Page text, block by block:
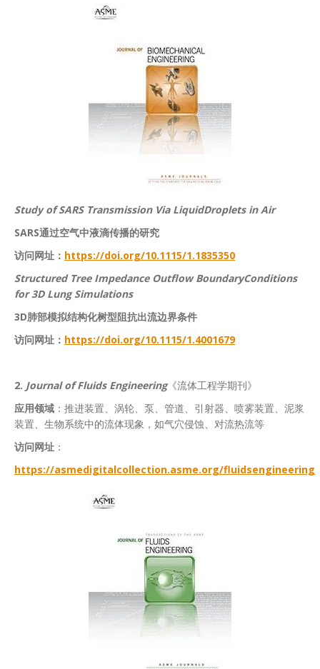
Study of SARS Transmission Via LiquidDroplets in Air
SARS通过空气中液滴传播的研究
访问网址： https://doi.org/10.1115/1.1835350
Structured Tree Impedance Outflow BoundaryConditions
for 3D Lung Simulations
3D肺部模拟结构化树型阻抗出流边界条件
访问网址： https://doi.org/10.1115/1.4001679
2. Journal of Fluids Engineering《流体工程学期刊》
应用领域 ：推进装置、涡轮、泵、管道、引射器、喷雾装置、泥浆
装置、生物系统中的流体现象，如气穴侵蚀、对流热流等
访问网址 ：
https://asmedigitalcollection.asme.org/fluidsengineering